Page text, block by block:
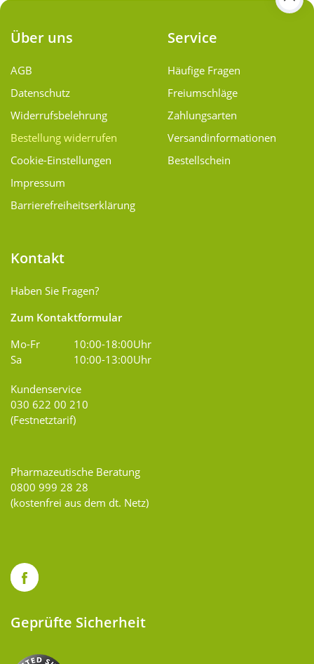
Über uns
AGB
Datenschutz
Widerrufsbelehrung
Bestellung widerrufen
Cookie-Einstellungen
Impressum
Barrierefreiheitserklärung
Service
Häufige Fragen
Freiumschläge
Zahlungsarten
Versand­informationen
Bestellschein
Kontakt
Haben Sie Fragen?
Zum Kontaktformular
Mo-Fr
10:00-18:00Uhr
Sa
10:00-13:00Uhr
Kundenservice
030 622 00 210
(Festnetztarif)
Pharmazeutische Beratung
0800 999 28 28
(kostenfrei aus dem dt. Netz)
Geprüfte Sicherheit